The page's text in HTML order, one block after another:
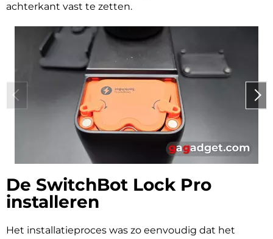
achterkant vast te zetten.
De SwitchBot Lock Pro
installeren
Het installatieproces was zo eenvoudig dat het